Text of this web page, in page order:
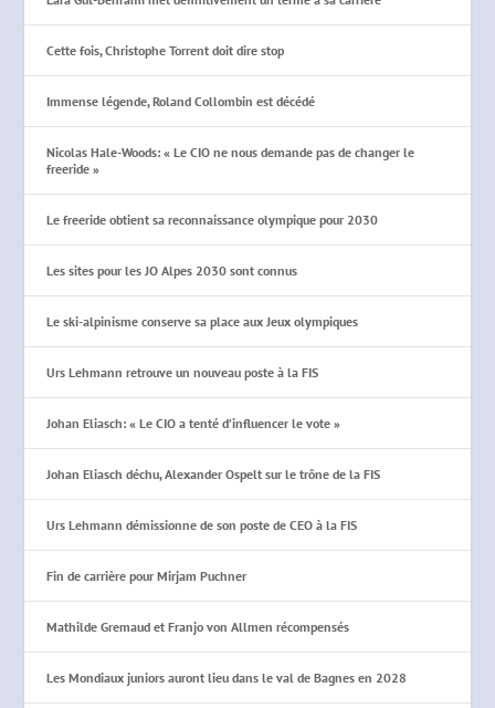
Cette fois, Christophe Torrent doit dire stop
Immense légende, Roland Collombin est décédé
Nicolas Hale-Woods: « Le CIO ne nous demande pas de changer le
freeride »
Le freeride obtient sa reconnaissance olympique pour 2030
Les sites pour les JO Alpes 2030 sont connus
Le ski-alpinisme conserve sa place aux Jeux olympiques
Urs Lehmann retrouve un nouveau poste à la FIS
Johan Eliasch: « Le CIO a tenté d’influencer le vote »
Johan Eliasch déchu, Alexander Ospelt sur le trône de la FIS
Urs Lehmann démissionne de son poste de CEO à la FIS
Fin de carrière pour Mirjam Puchner
Mathilde Gremaud et Franjo von Allmen récompensés
Les Mondiaux juniors auront lieu dans le val de Bagnes en 2028